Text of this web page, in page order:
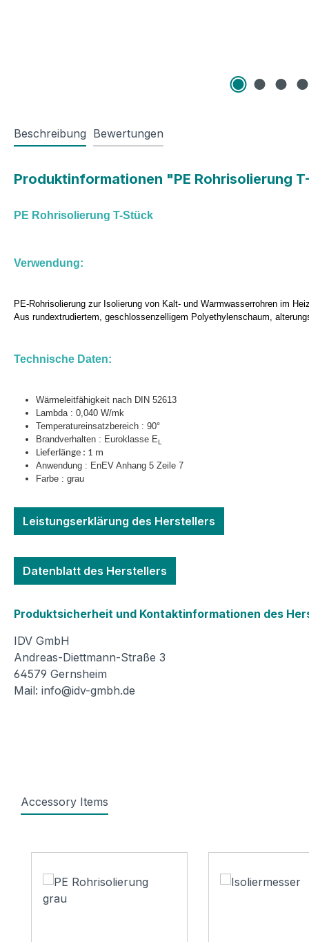
Beschreibung Bewertungen
Produktinformationen "PE Rohrisolierung
PE Rohrisolierung T-Stück
Verwendung:
PE-Rohrisolierung zur Isolierung von Kalt- und Warmwasserrohren im
Aus rundextrudiertem, geschlossenzelligem Polyethylenschaum,
Technische Daten:
Wärmeleitfähigkeit nach DIN 52613
Lambda : 0,040 W/mk
Temperatureinsatzbereich : 90°
Brandverhalten : Euroklasse EL
Lieferlänge : 1 m
Anwendung : EnEV Anhang 5 Zeile 7
Farbe : grau
Leistungserklärung des Herstellers
Datenblatt des Herstellers
Produktsicherheit und Kontaktinformationen des
IDV GmbH
Andreas-Diettmann-Straße 3
64579 Gernsheim
Mail: info@idv-gmbh.de
Accessory Items